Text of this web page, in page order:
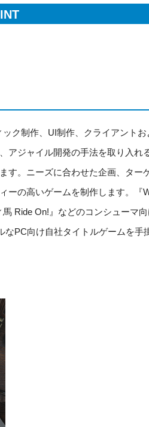
ク制作、UI制作、クライアントお
アジャイル開発の手法を取り入れ
す。ニーズに合わせた企画、ター
ーの高いゲームを制作します。『
Ride On!』などのコンシューマ
PC向け自社タイトルゲームを手